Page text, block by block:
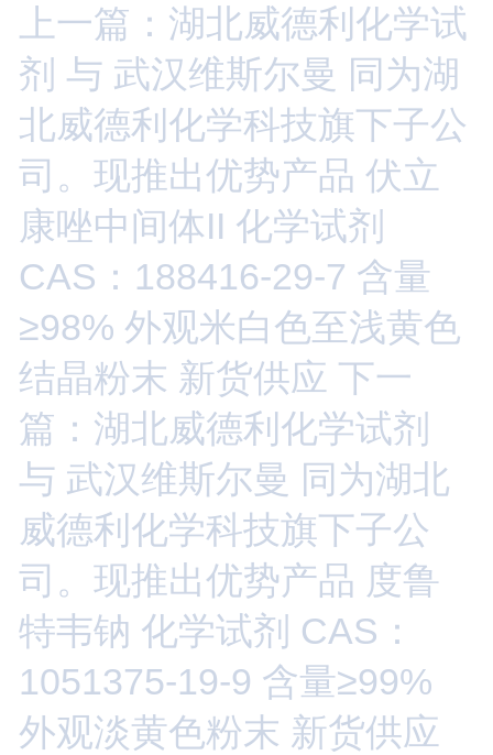
上一篇：湖北威德利化学试
剂 与 武汉维斯尔曼 同为湖
北威德利化学科技旗下子公
司。现推出优势产品 伏立
康唑中间体II 化学试剂
CAS：188416-29-7 含量
≥98% 外观米白色至浅黄色
结晶粉末 新货供应 下一
篇：湖北威德利化学试剂
与 武汉维斯尔曼 同为湖北
威德利化学科技旗下子公
司。现推出优势产品 度鲁
特韦钠 化学试剂 CAS：
1051375-19-9 含量≥99%
外观淡黄色粉末 新货供应